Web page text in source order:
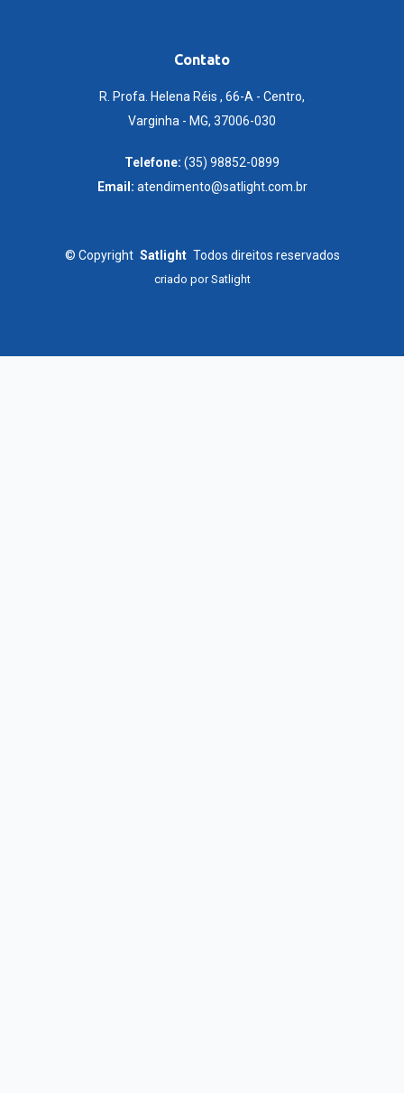
Contato
R. Profa. Helena Réis , 66-A - Centro,
Varginha - MG, 37006-030
Telefone: (35) 98852-0899
Email: atendimento@satlight.com.br
© Copyright Satlight Todos direitos reservados
criado porSatlight